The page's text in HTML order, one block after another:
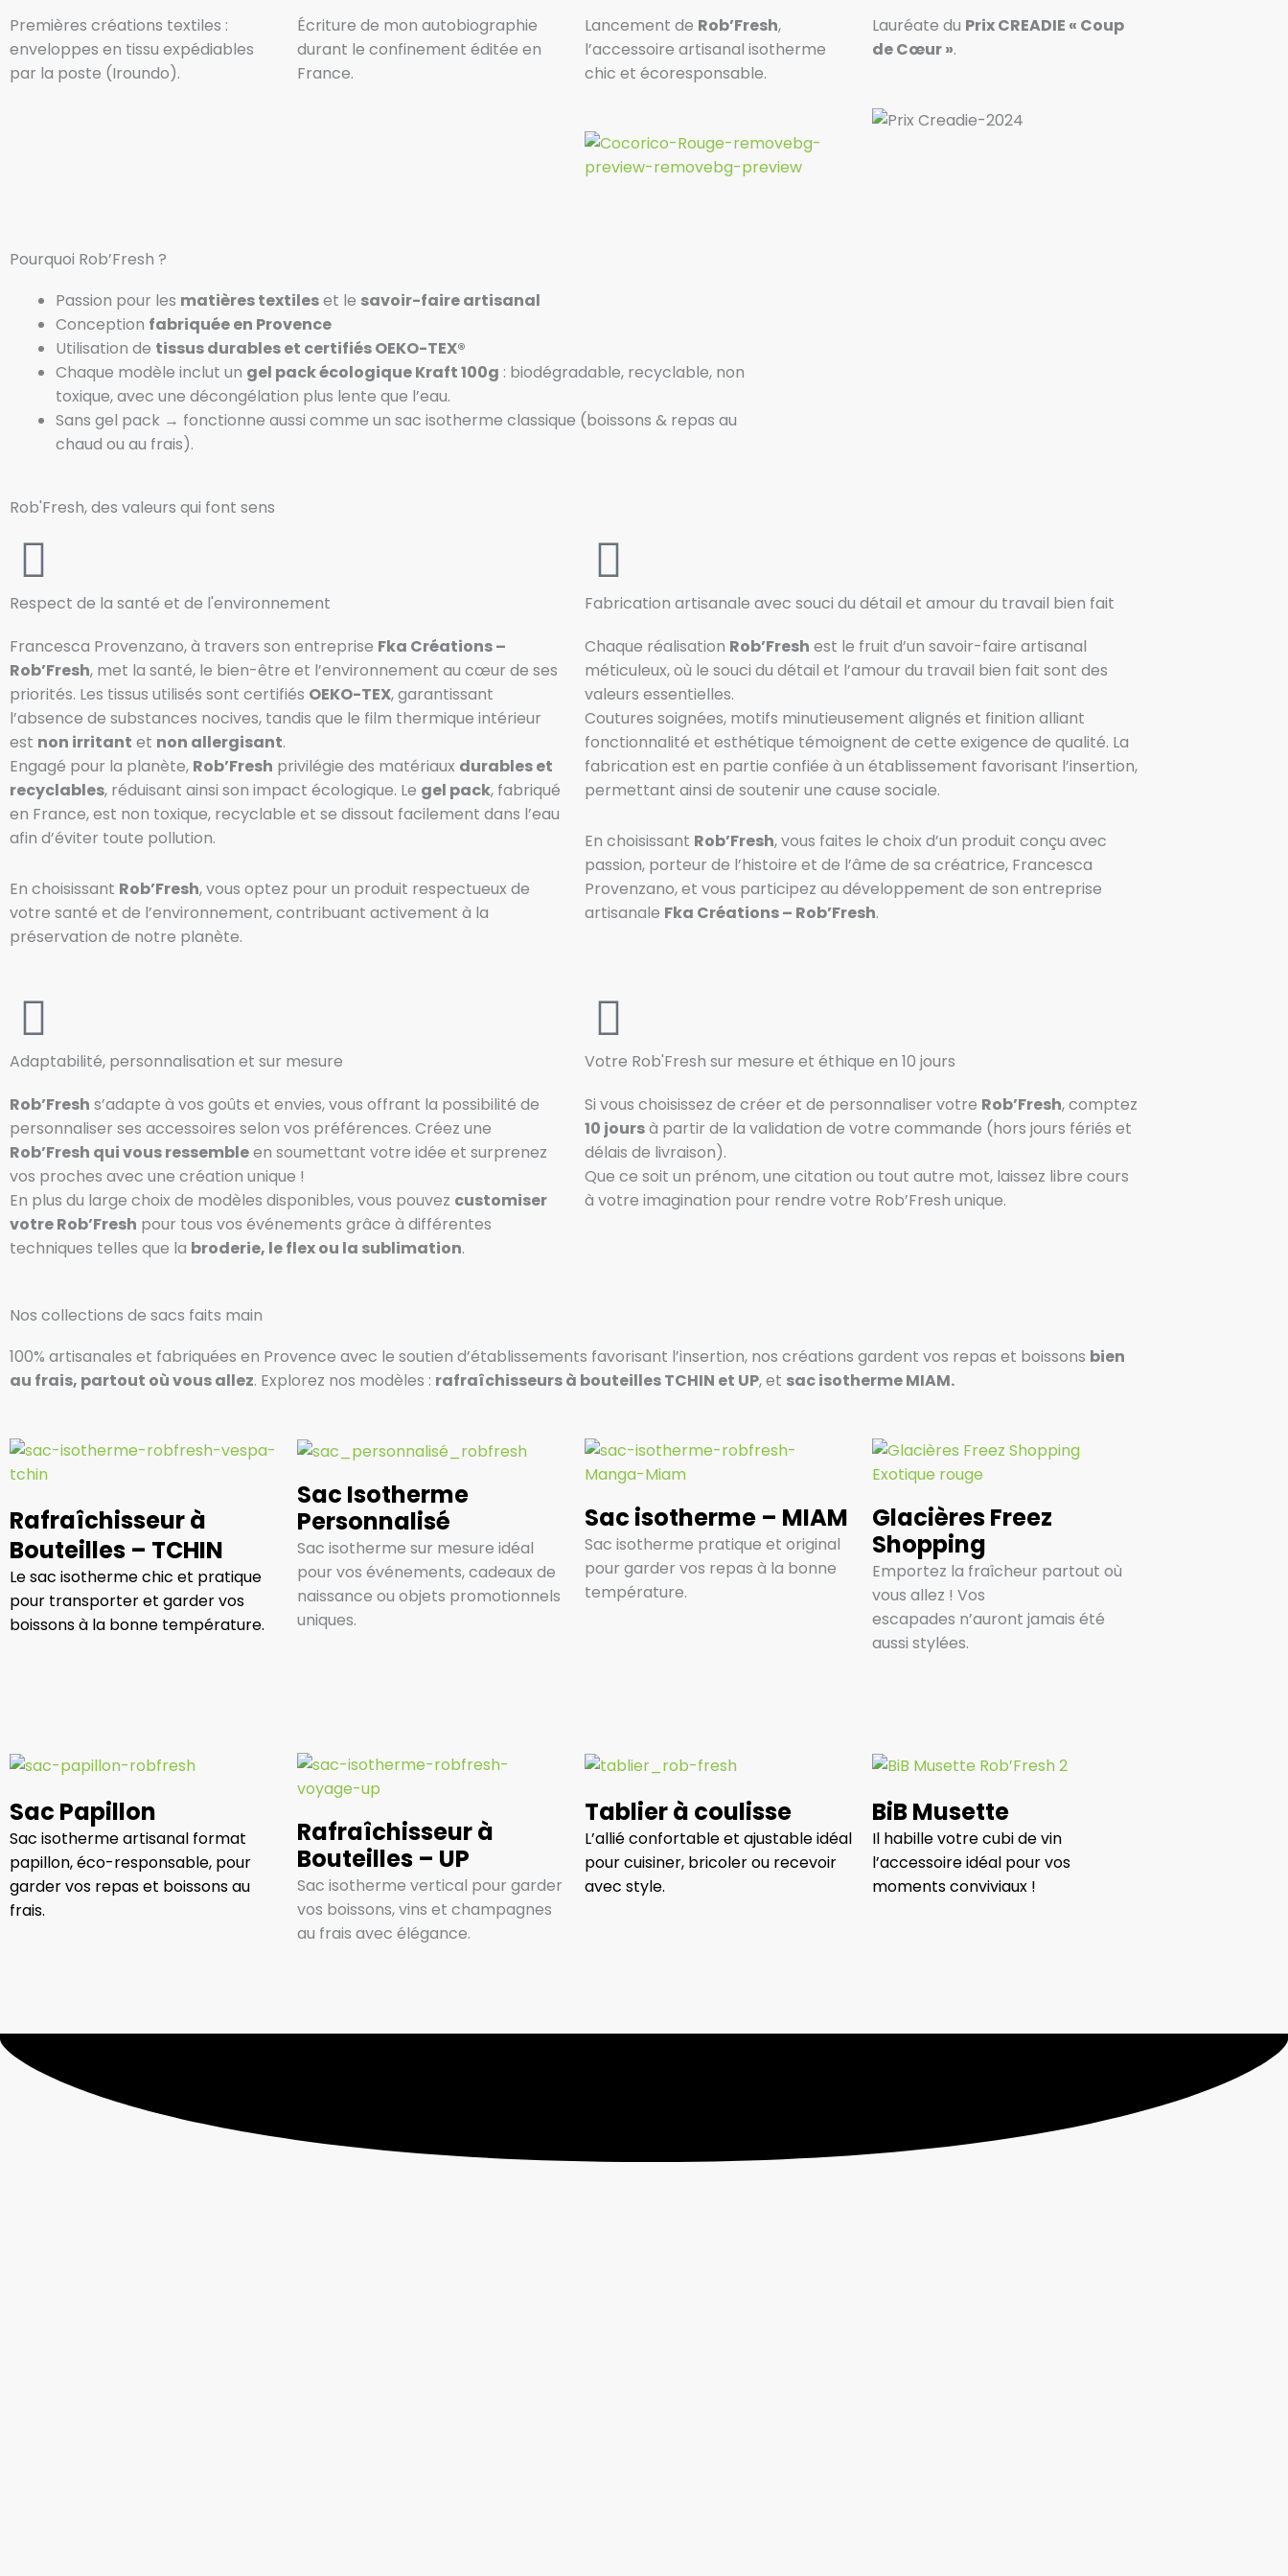
Premières créations textiles :
enveloppes en tissu expédiables
par la poste (Iroundo).
Écriture de mon autobiographie
durant le confinement éditée en
France.
Lancement de Rob’Fresh,
l’accessoire artisanal isotherme
chic et écoresponsable.
Lauréate du Prix CREADIE « Coup
de Cœur ».
Pourquoi Rob’Fresh ?
Passion pour les matières textileset le savoir-faire artisanal
Conception fabriquée en Provence
Utilisation de tissus durables et certifiés OEKO-TEX®
Chaque modèle inclut un gel pack écologique Kraft 100g : biodégradable, recyclable, non
toxique, avec une décongélation plus lente que l’eau.
Sans gel pack → fonctionne aussi comme un sac isotherme classique (boissons & repas au
chaud ou au frais).
Rob'Fresh, des valeurs qui font sens
Respect de la santé et de l'environnement
Francesca Provenzano, à travers son entreprise Fka Créations –
Rob’Fresh, met la santé, le bien-être et l’environnement au cœur de ses
priorités. Les tissus utilisés sont certifiés OEKO-TEX, garantissant
l’absence de substances nocives, tandis que le film thermique intérieur
est non irritant et non allergisant.
Engagé pour la planète, Rob’Fresh privilégie des matériaux durables et
recyclables, réduisant ainsi son impact écologique. Le gel pack, fabriqué
en France, est non toxique, recyclable et se dissout facilement dans l’eau
afin d’éviter toute pollution.
En choisissant Rob’Fresh, vous optez pour un produit respectueux de
votre santé et de l’environnement, contribuant activement à la
préservation de notre planète.
Fabrication artisanale avec souci du détail et amour du travail bien fait
Chaque réalisation Rob’Fresh est le fruit d’un savoir-faire artisanal
méticuleux, où le souci du détail et l’amour du travail bien fait sont des
valeurs essentielles.
Coutures soignées, motifs minutieusement alignés et finition alliant
fonctionnalité et esthétique témoignent de cette exigence de qualité. La
fabrication est en partie confiée à un établissement favorisant l’insertion,
permettant ainsi de soutenir une cause sociale.
En choisissant Rob’Fresh, vous faites le choix d’un produit conçu avec
passion, porteur de l’histoire et de l’âme de sa créatrice, Francesca
Provenzano, et vous participez au développement de son entreprise
artisanale Fka Créations – Rob’Fresh.
Adaptabilité, personnalisation et sur mesure
Rob’Fresh s’adapte à vos goûts et envies, vous offrant la possibilité de
personnaliser ses accessoires selon vos préférences. Créez une
Rob’Fresh qui vous ressembleen soumettant votre idée et surprenez
vos proches avec une création unique !
En plus du large choix de modèles disponibles, vous pouvez customiser
votre Rob’Fresh pour tous vos événements grâce à différentes
techniques telles que la broderie, le flex ou la sublimation.
Votre Rob'Fresh sur mesure et éthique en 10 jours
Si vous choisissez de créer et de personnaliser votre Rob’Fresh, comptez
10 joursà partir de la validation de votre commande (hors jours fériés et
délais de livraison).
Que ce soit un prénom, une citation ou tout autre mot, laissez libre cours
à votre imagination pour rendre votre Rob’Fresh unique.
Nos collections de sacs faits main
100% artisanales et fabriquées en Provence avec le soutien d’établissements favorisant l’insertion, nos créations gardent vos repas et boissons bien
au frais, partout où vous allez. Explorez nos modèles : rafraîchisseurs à bouteilles TCHIN et UP, et sac isotherme MIAM.
Rafraîchisseur à
Bouteilles – TCHIN
Le sac isotherme chic et pratique
pour transporter et garder vos
boissons à la bonne température.
Sac Isotherme
Personnalisé
Sac isotherme sur mesure idéal
pour vos événements, cadeaux de
naissance ou objets promotionnels
uniques.
Sac isotherme – MIAM
Sac isotherme pratique et original
pour garder vos repas à la bonne
température.
Glacières Freez
Shopping
Emportez la fraîcheur partout où
vous allez ! Vos
escapades n’auront jamais été
aussi stylées.
Sac Papillon
Sac isotherme artisanal format
papillon, éco-responsable, pour
garder vos repas et boissons au
frais.
Rafraîchisseur à
Bouteilles – UP
Sac isotherme vertical pour garder
vos boissons, vins et champagnes
au frais avec élégance.
Tablier à coulisse
L’allié confortable et ajustable idéal
pour cuisiner, bricoler ou recevoir
avec style.
BiB Musette
Il habille votre cubi de vin
l’accessoire idéal pour vos
moments conviviaux !